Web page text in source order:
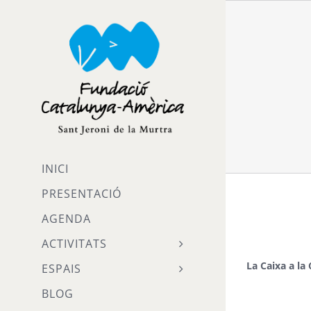
INICI
PRESENTACIÓ
AGENDA
ACTIVITATS
ESPAIS
BLOG
La Caixa a la